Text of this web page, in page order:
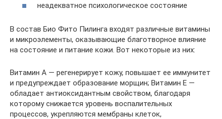
неадекватное психологическое состояние
В состав Био Фито Пилинга входят различные витамины
и микроэлементы, оказывающие благотворное влияние
на состояние и питание кожи. Вот некоторые из них:
Витамин А — регенерирует кожу, повышает ее иммунитет
и предупреждает образование морщин; Витамин Е —
обладает антиоксидантным свойством, благодаря
которому снижается уровень воспалительных
процессов, укрепляются мембраны клеток,